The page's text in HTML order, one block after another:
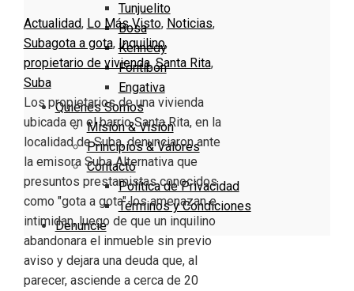
Tunjuelito
Bosa
Kennedy
Fontibón
Engativa
Quienes Somos
Misión & Visión
Principios & Valores
Contacto
Política de Privacidad
Términos y Condiciones
Denuncie
Actualidad, Lo Más Visto, Noticias,
Subagota a gota, Inquilino,
propietario de vivienda,Santa Rita,
Suba
Los propietarios de una vivienda
ubicada en el barrio Santa Rita, en la
localidad de Suba, denunciaron ante
la emisora Suba Alternativa que
presuntos prestamistas conocidos
como "gota a gota" los amenazan e
intimidan, luego de que un inquilino
abandonara el inmueble sin previo
aviso y dejara una deuda que, al
parecer, asciende a cerca de 20